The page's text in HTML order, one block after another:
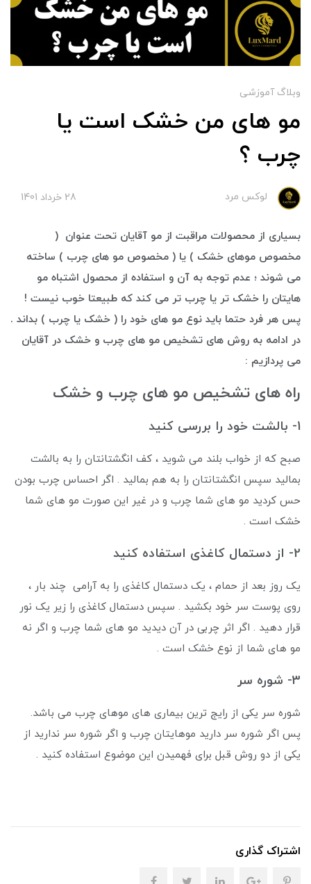
وبلاگ آموزشی
مو های من خشک است یا
چرب ؟
لوکس مرد 28 خرداد 1401
بسیاری از محصولات مراقبت از مو آقایان تحت عنوان (
مخصوص موهای خشک ) یا ( مخصوص مو های چرب ) ساخته
می شوند ؛ عدم توجه به آن و استفاده از محصول اشتباه مو
هایتان را خشک تر یا چرب تر می کند که طبیعتا خوب نیست !
پس هر فرد حتما باید نوع مو های خود را ( خشک یا چرب ) بداند .
در ادامه به روش های تشخیص مو های چرب و خشک در آقایان
می پردازیم :
راه های تشخیص مو های چرب و خشک
1- بالشت خود را بررسی کنید
صبح که از خواب بلند می شوید ، کف انگشتانتان را به بالشت
بمالید سپس انگشتانتان را به هم بمالید . اگر احساس چرب بودن
حس کردید مو های شما چرب و در غیر این صورت مو های شما
خشک است .
2- از دستمال کاغذی استفاده کنید
یک روز بعد از حمام ، یک دستمال کاغذی را به آرامی چند بار ،
روی پوست سر خود بکشید . سپس دستمال کاغذی را زیر یک نور
قرار دهید . اگر اثر چربی در آن دیدید مو های شما چرب و اگر نه
مو های شما از نوع خشک است .
3- شوره سر
شوره سر یکی از رایج ترین بیماری های موهای چرب می باشد.
پس اگر شوره سر دارید موهایتان چرب و اگر شوره سر ندارید از
یکی از دو روش قبل برای فهمیدن این موضوع استفاده کنید .
اشتراک گذاری